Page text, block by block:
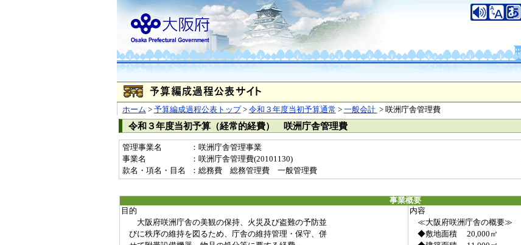
ホーム > 予算編成過程公表トップ> 令和３年度当初予算通常 > 一般会計 > 咲洲庁舎管理費
令和３年度当初予算（経常的経費） 咲洲庁舎管理費
管理事業名 ：咲洲庁舎管理事業
事業名
：咲洲庁舎管理費(20101130)
款名・項名・目名
：総務費 総務管理費 一般管理費
事業概要
目的
内容
大阪府咲洲庁舎の美観の保持、火災及び盗難の予防並
≪大阪府咲洲庁舎の概要≫
びに秩序の維持を図るため、庁舎の維持管理・保守、併
◆敷地面積 20,000㎡